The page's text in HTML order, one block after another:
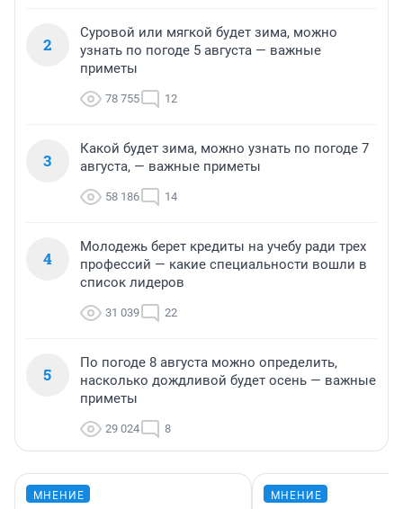
2
Суровой или мягкой будет зима, можно
узнать по погоде 5 августа — важные
приметы
78 755 12
3
Какой будет зима, можно узнать по погоде 7
августа, — важные приметы
58 186 14
4
Молодежь берет кредиты на учебу ради трех
профессий — какие специальности вошли в
список лидеров
31 039 22
5
По погоде 8 августа можно определить,
насколько дождливой будет осень — важные
приметы
29 024 8
МНЕНИЕ МНЕНИЕ